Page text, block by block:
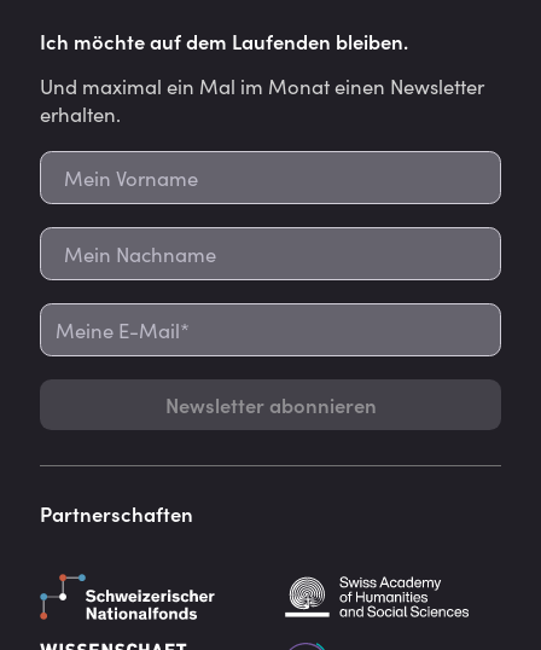
Ich möchte auf dem Laufenden bleiben.
Und maximal ein Mal im Monat einen Newsletter
erhalten.
Newsletter abonnieren
Partnerschaften